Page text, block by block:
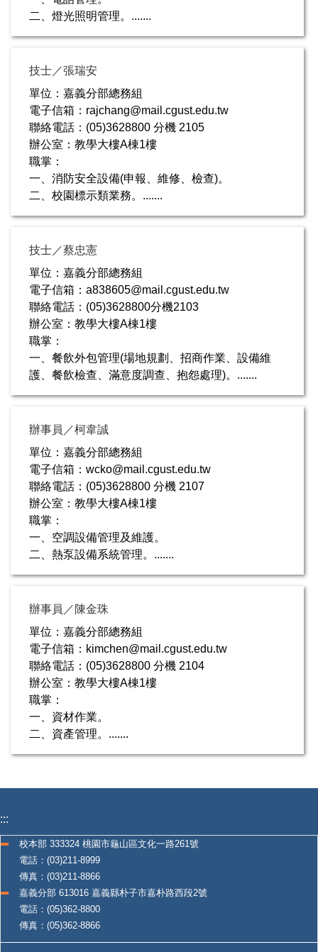
二、燈光照明管理。.......
技士／張瑞安
單位：嘉義分部總務組
電子信箱：rajchang@mail.cgust.edu.tw
聯絡電話：(05)3628800 分機 2105
辦公室：教學大樓A棟1樓
職掌：
一、消防安全設備(申報、維修、檢查)。
二、校園標示類業務。.......
技士／蔡忠憲
單位：嘉義分部總務組
電子信箱：a838605@mail.cgust.edu.tw
聯絡電話：(05)3628800分機2103
辦公室：教學大樓A棟1樓
職掌：
一、餐飲外包管理(場地規劃、招商作業、設備維
護、餐飲檢查、滿意度調查、抱怨處理)。.......
辦事員／柯韋誠
單位：嘉義分部總務組
電子信箱：wcko@mail.cgust.edu.tw
聯絡電話：(05)3628800 分機 2107
辦公室：教學大樓A棟1樓
職掌：
一、空調設備管理及維護。
二、熱泵設備系統管理。.......
辦事員／陳金珠
單位：嘉義分部總務組
電子信箱：kimchen@mail.cgust.edu.tw
聯絡電話：(05)3628800 分機 2104
辦公室：教學大樓A棟1樓
職掌：
一、資材作業。
二、資產管理。.......
:::
校本部 333324 桃園市龜山區文化一路261號
電話：(03)211-8999
傳真：(03)211-8866
嘉義分部 613016 嘉義縣朴子市嘉朴路西段2號
電話：(05)362-8800
傳真：(05)362-8866